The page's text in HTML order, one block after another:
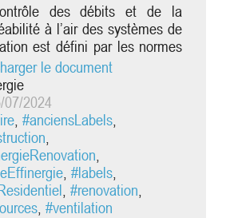
des débits et de la
à l’air des systèmes de
est défini par les normes
12237, NF EN 1507, NF EN
et NF EN 12599 et par le
Documentaire FD E51-
ces normes ne
suffisamment détaillées et
aux bâtiments à usage
Aussi, afin d’apporter
précises et indiscutables
le document
07/2024
, #anciensLabels,
, #labels,
#renovation
, #ventilation